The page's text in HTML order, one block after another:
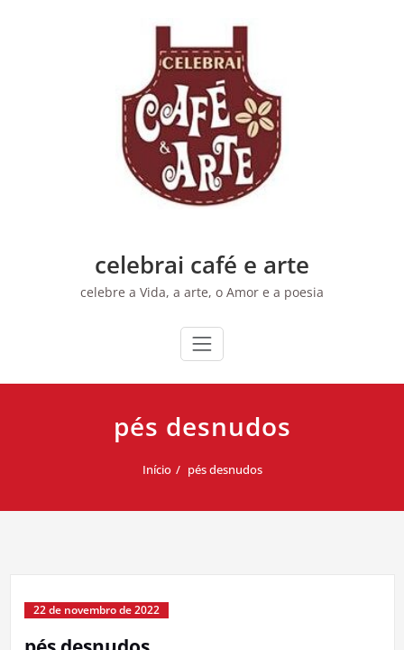
celebrai café e arte
celebre a Vida, a arte, o Amor e a poesia
pés desnudos
Início pés desnudos
22 de novembro de 2022